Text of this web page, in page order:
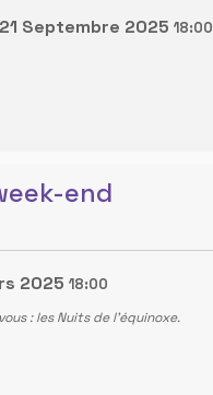
Septembre 2025 18:00
end
2025 18:00
: les Nuits de l'équinoxe.